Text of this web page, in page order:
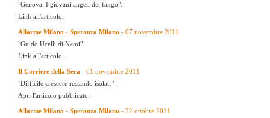
"Genova. I giovani angeli del fango".
Link all'articolo.
Allarme Milano - Speranza Milano - 07 novembre 2011
"Guido Ucelli di Nemi".
Link all'articolo.
Il Corriere della Sera - 01 novembre 2011
"Difficile crescere restando isolati ".
Apri l'articolo pubblicato.
Allarme Milano - Speranza Milano - 22 ottobre 2011